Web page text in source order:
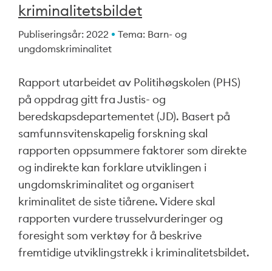
kriminalitetsbildet
Publiseringsår: 2022
Tema: Barn- og
ungdomskriminalitet
Rapport utarbeidet av Politihøgskolen (PHS)
på oppdrag gitt fra Justis- og
beredskapsdepartementet (JD). Basert på
samfunnsvitenskapelig forskning skal
rapporten oppsummere faktorer som direkte
og indirekte kan forklare utviklingen i
ungdomskriminalitet og organisert
kriminalitet de siste tiårene. Videre skal
rapporten vurdere trusselvurderinger og
foresight som verktøy for å beskrive
fremtidige utviklingstrekk i kriminalitetsbildet.